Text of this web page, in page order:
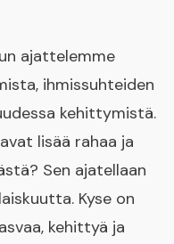
ajattelemme
ihmissuhteiden
kehittymistä.
lisää rahaa ja
Sen ajatellaan
Kyse on
kehittyä ja